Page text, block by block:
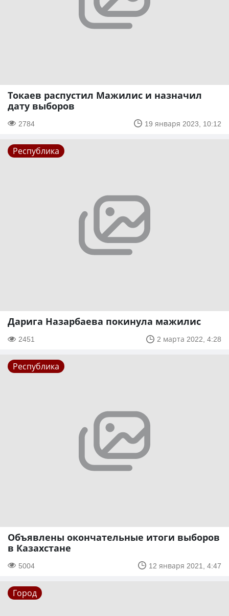
Токаев распустил Мажилис и назначил
дату выборов
2784 19 января 2023, 10:12
Республика
Дарига Назарбаева покинула мажилис
2451 2 марта 2022, 4:28
Республика
Объявлены окончательные итоги выборов
в Казахстане
5004 12 января 2021, 4:47
Город